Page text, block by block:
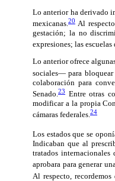
Lo anterior ha derivado
mexicanas. 20 Al
gestación; la no
expresiones; las
Lo anterior ofrece
sociales— para
colaboración para
Senado.23 Entre otras
modificar a la propia
cámaras federales.24
Los estados que se
Indicaban que al
tratados internacionales
aprobara para generar
Al respecto,